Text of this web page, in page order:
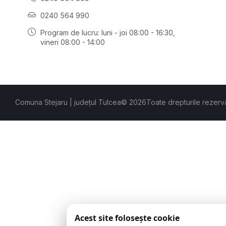
0240 564 990
Program de lucru: luni - joi 08:00 - 16:30,
vineri 08:00 - 14:00
Comuna Stejaru | județul Tulcea© 2026Toate drepturile
Acest site folosește cookie